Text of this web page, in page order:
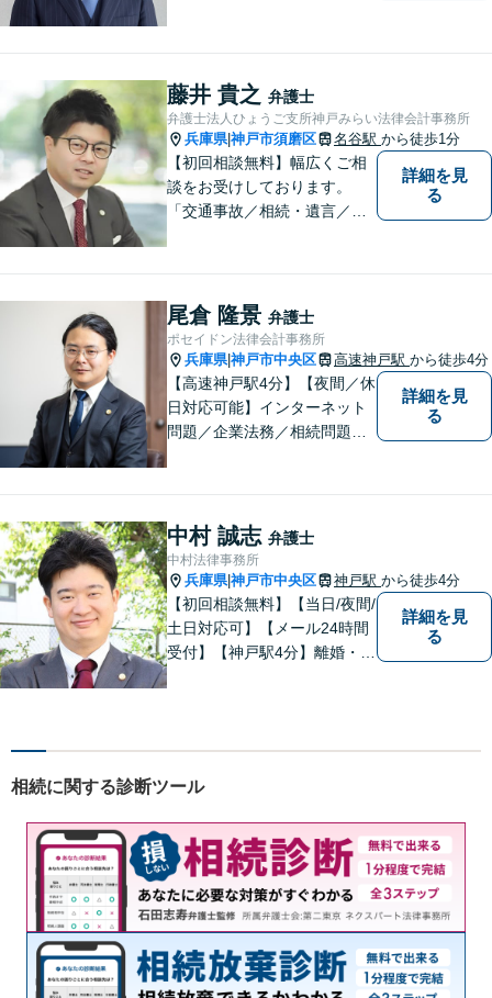
題にも迅速に対応いたしま
す。【初回無料相談】
藤井 貴之 弁護士
弁護士法人ひょうご支所神戸みらい法律会計事務所
兵庫県|神戸市須磨区 名谷駅 から徒歩1分
【初回相談無料】幅広くご相
談をお受けしております。
「交通事故／相続・遺言／離
い。公認会計士試験合格者。
【夜間・休日相談可能（要予
約）】【弁護士歴10年以上】
詳細を見
る
尾倉 隆景 弁護士
ポセイドン法律会計事務所
兵庫県|神戸市中央区 高速神戸駅 から徒歩4分
【高速神戸駅4分】【夜間／休
日対応可能】インターネット
問題／企業法務／相続問題／
詳細を見
る
中村 誠志 弁護士
中村法律事務所
兵庫県|神戸市中央区 神戸駅 から徒歩4分
【初回相談無料】【当日/夜間/
土日対応可】【メール24時間
受付】【神戸駅4分】離婚・男
目指します。どんなささいな
さい。
詳細を見
る
相続に関する診断ツール